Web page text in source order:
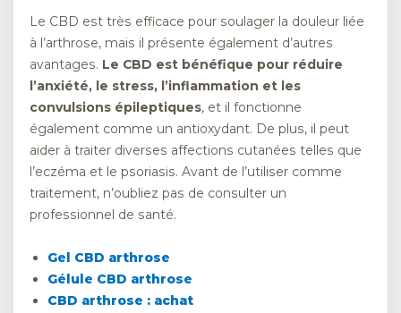
Le CBD est très efficace pour soulager la douleur liée
à l’arthrose, mais il présente également d’autres
avantages. Le CBD est bénéfique pour réduire
l’anxiété, le stress, l’inflammation et les
convulsions épileptiques, et il fonctionne
également comme un antioxydant. De plus, il peut
aider à traiter diverses affections cutanées telles que
l’eczéma et le psoriasis. Avant de l’utiliser comme
traitement, n’oubliez pas de consulter un
professionnel de santé.
Gel CBD arthrose
Gélule CBD arthrose
CBD arthrose : achat